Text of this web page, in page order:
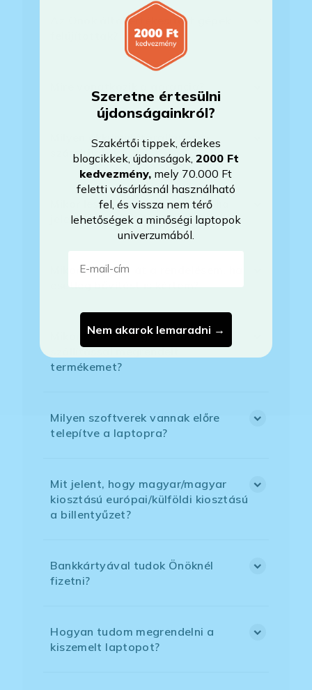
Az Önök által értékesített gépek
Milyen akkumulátorállapotra
számíthatok?
Mikor lesz készleten a laptop, ha
jelenleg nem elérhető?
Mikor vehetem át a rendelésem, ha
esetleg bővítést is kértem?
Mikor kapom meg a házhoz
szállítással megrendelt
termékemet?
Milyen szoftverek vannak előre
telepítve a laptopra?
Mit jelent, hogy magyar/magyar
kiosztású európai/külföldi kiosztású
a billentyűzet?
Bankkártyával tudok Önöknél
fizetni?
Hogyan tudom megrendelni a
kiszemelt laptopot?
Szeretne értesülni
újdonságainkról?
Szakértői tippek, érdekes
blogcikkek, újdonságok,2000 Ft
kedvezmény, mely 70.000 Ft
feletti vásárlásnál használható
fel, és vissza nem térő
lehetőségek a minőségi laptopok
univerzumából.
Nem akarok lemaradni →